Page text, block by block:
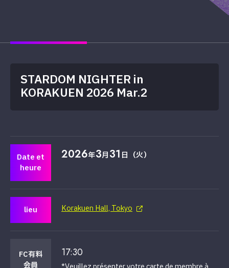
STARDOM NIGHTER in
KORAKUEN 2026 Mar.2
Date et
heure
2026年3月31 日（火）
lieu Korakuen Hall, Tokyo
FC有料
会員
17:30